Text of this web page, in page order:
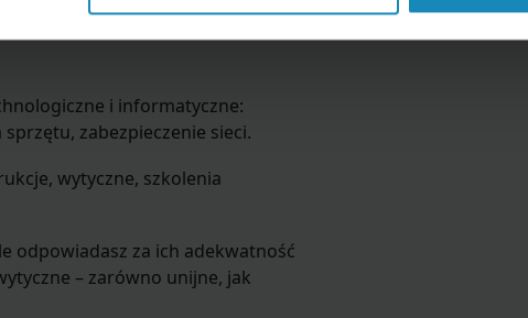
i informatyczne:
zabezpieczenie sieci.
wytyczne, szkolenia
odpowiadasz za ich adekwatność
– zarówno unijne, jak